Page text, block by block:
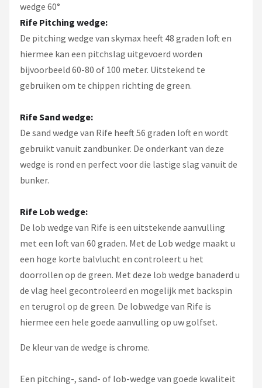
wedge 60°
Rife Pitching wedge:
De pitching wedge van skymax heeft 48 graden loft en
hiermee kan een pitchslag uitgevoerd worden
bijvoorbeeld 60-80 of 100 meter. Uitstekend te
gebruiken om te chippen richting de green.
Rife Sand wedge:
De sand wedge van Rife heeft 56 graden loft en wordt
gebruikt vanuit zandbunker. De onderkant van deze
wedge is rond en perfect voor die lastige slag vanuit de
bunker.
Rife Lob wedge:
De lob wedge van Rife is een uitstekende aanvulling
met een loft van 60 graden. Met de Lob wedge maakt u
een hoge korte balvlucht en controleert u het
doorrollen op de green. Met deze lob wedge banaderd u
de vlag heel gecontroleerd en mogelijk met backspin
en terugrol op de green. De lobwedge van Rife is
hiermee een hele goede aanvulling op uw golfset.
De kleur van de wedge is chrome.
Een pitching-, sand- of lob-wedge van goede kwaliteit